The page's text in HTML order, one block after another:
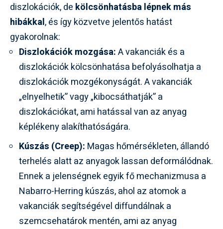
diszlokációk, de kölcsönhatásba lépnek más
hibákkal, és így közvetve jelentős hatást
gyakorolnak:
Diszlokációk mozgása:A vakanciák és a
diszlokációk kölcsönhatása befolyásolhatja a
diszlokációk mozgékonyságát. A vakanciák
„elnyelhetik” vagy „kibocsáthatják” a
diszlokációkat, ami hatással van az anyag
képlékeny alakíthatóságára.
Kúszás (Creep): Magas hőmérsékleten, állandó
terhelés alatt az anyagok lassan deformálódnak.
Ennek a jelenségnek egyik fő mechanizmusa a
Nabarro-Herring kúszás, ahol az atomok a
vakanciák segítségével diffundálnak a
szemcsehatárok mentén, ami az anyag